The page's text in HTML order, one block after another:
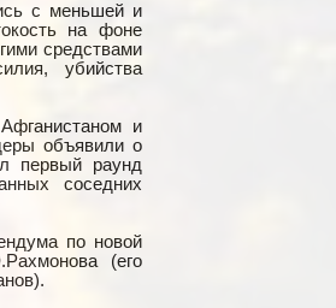
с меньшей и
на фоне
средствами
убийства
и
объявили о
первый раунд
соседних
по новой
(его